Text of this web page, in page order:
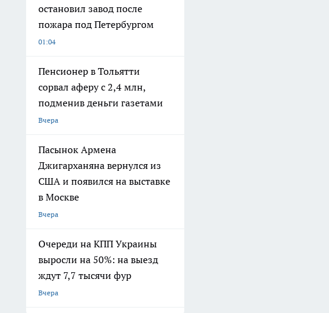
остановил завод после
пожара под Петербургом
01:04
Пенсионер в Тольятти
сорвал аферу с 2,4 млн,
подменив деньги газетами
Вчера
Пасынок Армена
Джигарханяна вернулся из
США и появился на выставке
в Москве
Вчера
Очереди на КПП Украины
выросли на 50%: на выезд
ждут 7,7 тысячи фур
Вчера